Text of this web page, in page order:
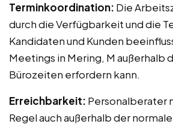
Terminkoordination: Die
durch die Verfügbarkeit und die
Kandidaten und Kunden
Meetings in Mering, M außerhalb
Bürozeiten erfordern kann.
Erreichbarkeit: Personalberater
Regel auch außerhalb der